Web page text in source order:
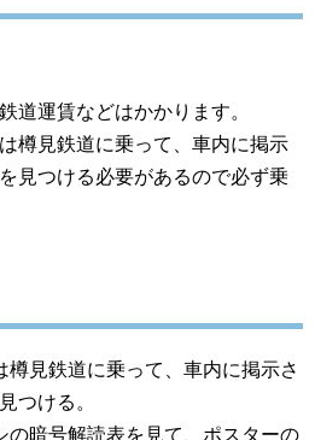
道運賃などはかかります。
樽見鉄道に乗って、車内に掲示
見つける必要があるので必ず乗
見鉄道に乗って、車内に掲示さ
つける。
の暗号解読表を見て、ポスターの